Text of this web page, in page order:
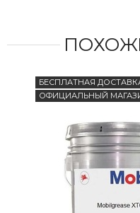
БЕСПЛАТНАЯ
ОФИЦИАЛЬНЫЙ